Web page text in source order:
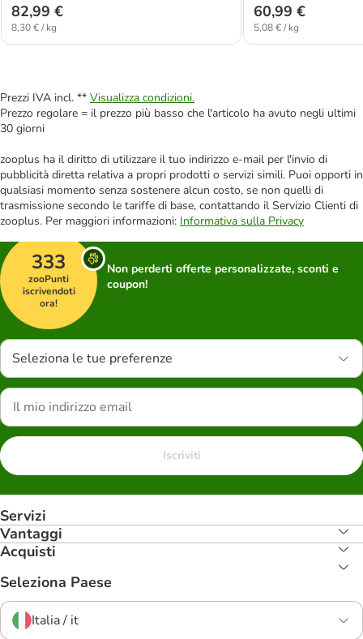
82,99 €
8,30 € / kg
60,99 €
5,08 € / kg
Prezzi IVA incl. ** Visualizza condizioni.
Prezzo regolare = il prezzo più basso che l'articolo ha avuto negli ultimi
30 giorni
zooplus ha il diritto di utilizzare il tuo indirizzo e-mail per l'invio di
pubblicità diretta relativa a propri prodotti o servizi simili. Puoi opporti in
qualsiasi momento senza sostenere alcun costo, se non quelli di
trasmissione secondo le tariffe di base, contattando il Servizio Clienti di
zooplus. Per maggiori informazioni: Informativa sulla Privacy
333
zooPunti
iscrivendoti
ora!
Non perderti offerte personalizzate, sconti e
coupon!
Seleziona le tue preferenze
Iscriviti
Servizi
Vantaggi
Acquisti
Seleziona Paese
Italia / it